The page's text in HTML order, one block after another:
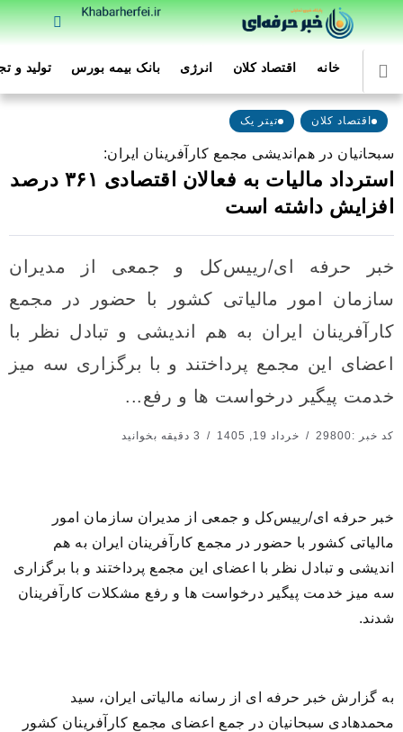
خانه اقتصاد کلان انرژی بانک بیمه بورس تولید و
اقتصاد کلان تیتر یک
سبحانیان در هم‌اندیشی مجمع کارآفرینان ایران:
استرداد مالیات به فعالان اقتصادی ۳۶۱ درصد
افزایش داشته است
خبر حرفه ای/رییس‌کل و جمعی از مدیران
سازمان امور مالیاتی کشور با حضور در مجمع
کارآفرینان ایران به هم اندیشی و تبادل نظر با
اعضای این مجمع پرداختند و با برگزاری سه میز
خدمت پیگیر درخواست ها و رفع...
کد خبر :29800 خرداد 19, 1405
خبر حرفه ای/رییس‌کل و جمعی از مدیران سازمان امور
مالیاتی کشور با حضور در مجمع کارآفرینان ایران به هم
اندیشی و تبادل نظر با اعضای این مجمع پرداختند و با برگزاری
سه میز خدمت پیگیر درخواست ها و رفع مشکلات کارآفرینان
شدند.
به گزارش خبر حرفه ای از رسانه مالیاتی ایران، سید
محمدهادی سبحانیان در جمع اعضای مجمع کارآفرینان کشور